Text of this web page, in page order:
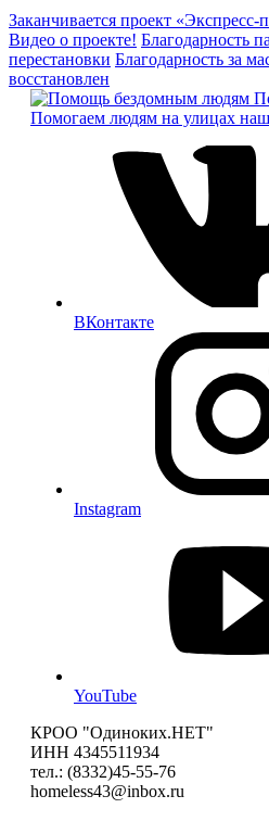
Заканчивается проект
Видео о проекте! Благодарность
перестановки Благодарность за
восстановлен
Помогаем людям на улицах
ВКонтакте
Instagram
YouTube
КРОО "Одиноких.НЕТ"
ИНН 4345511934
тел.: (8332)45-55-76
homeless43@inbox.ru